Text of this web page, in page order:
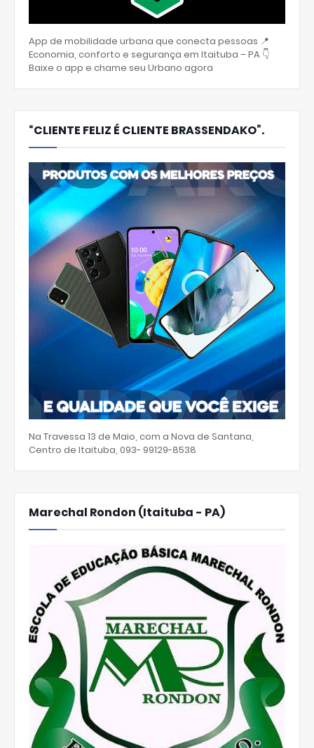
App de mobilidade urbana que conecta pessoas 📍
Economia, conforto e segurança em Itaituba – PA 👇
Baixe o app e chame seu Urbano agora
“CLIENTE FELIZ É CLIENTE BRASSENDAKO”.
Na Travessa 13 de Maio, com a Nova de Santana,
Centro de Itaituba, 093- 99129-8538
Marechal Rondon (Itaituba - PA)